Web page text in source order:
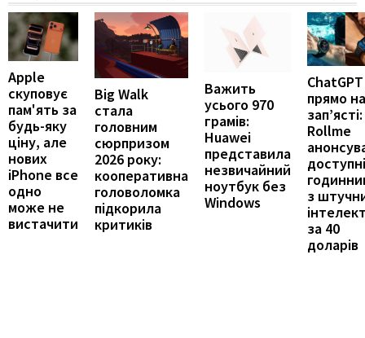
Apple
скуповує
пам'ять за
будь-яку
ціну, але
нових
iPhone все
одно
може не
вистачити
Big Walk
стала
головним
сюрпризом
2026 року:
кооперативна
головоломка
підкорила
критиків
Важить
усього 970
грамів:
Huawei
представила
незвичайний
ноутбук без
Windows
ChatGPT
прямо на
зап’ясті:
Rollme
доступні
з
за 40
доларів